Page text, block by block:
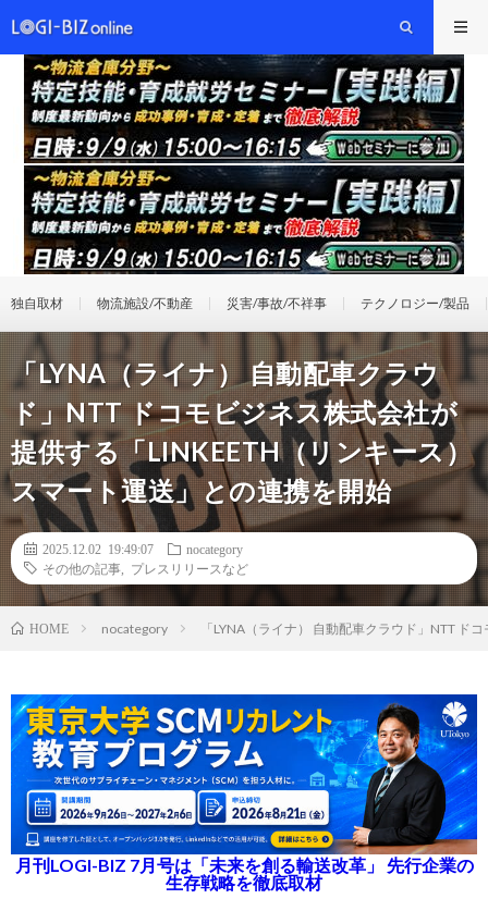
独自取材 物流施設/不動産 災害/事故/不祥事 テクノロジー/製品
「LYNA（ライナ） 自動配車クラウ
ド」NTT ドコモビジネス株式会社が
提供する「LINKEETH（リンキース）
スマート運送」との連携を開始
2025.12.02 19:49:07
nocategory
その他の記事
プレスリリースなど
HOME nocategory 「LYNA（ライナ） 自動配車クラウド」NTT ド
月刊LOGI-BIZ 7月号は「未来を創る輸送改革」 先行企業の
生存戦略を徹底取材